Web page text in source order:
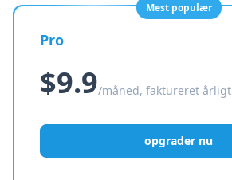
Mest populær
Pro
$9.9/måned, faktureret årligt
opgrader nu